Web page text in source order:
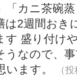
「カニ茶碗
は2週間おき
す 盛り付け
うなので、
います。
（